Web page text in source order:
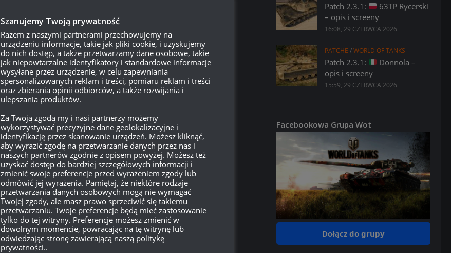
Patch 2.3.1:
63TP Rycerski
– opis i screeny
16:08, 29 CZERWCA 2026
PATCHE /WORLD OF TANKS
Patch 2.3.1:
Donnola –
opis i screeny
15:59, 29 CZERWCA 2026
Facebookowa Grupa Wot
Dołącz do grupy
Szanujemy Twoją prywatność
Razem z naszymi partnerami przechowujemy na
urządzeniu informacje, takie jak pliki cookie, i uzyskujemy
do nich dostęp, a także przetwarzamy dane osobowe, takie
jak niepowtarzalne identyfikatory i standardowe informacje
wysyłane przez urządzenie, w celu zapewniania
spersonalizowanych reklam i treści, pomiaru reklam i treści
oraz zbierania opinii odbiorców, a także rozwijania i
ulepszania produktów.
Za Twoją zgodą my i nasi partnerzy możemy
wykorzystywać precyzyjne dane geolokalizacyjne i
identyfikację przez skanowanie urządzeń. Możesz kliknąć,
aby wyrazić zgodę na przetwarzanie danych przez nas i
naszych partnerów zgodnie z opisem powyżej. Możesz też
uzyskać dostęp do bardziej szczegółowych informacji i
zmienić swoje preferencje przed wyrażeniem zgody lub
odmówić jej wyrażenia. Pamiętaj, że niektóre rodzaje
przetwarzania danych osobowych mogą nie wymagać
Twojej zgody, ale masz prawo sprzeciwić się takiemu
przetwarzaniu. Twoje preferencje będą mieć zastosowanie
tylko do tej witryny. Preferencje możesz zmienić w
dowolnym momencie, powracając na tę witrynę lub
odwiedzając stronę zawierającą naszą politykę
prywatności..